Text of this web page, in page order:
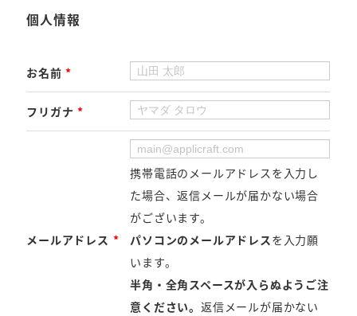
個人情報
お名前*
フリガナ*
メールアドレス *
携帯電話のメールアドレスを入力し
た場合、返信メールが届かない場合
がございます。
パソコンのメールアドレスを入力願
います。
半角・全角スペースが入らぬようご注
意ください。 返信メールが届かない